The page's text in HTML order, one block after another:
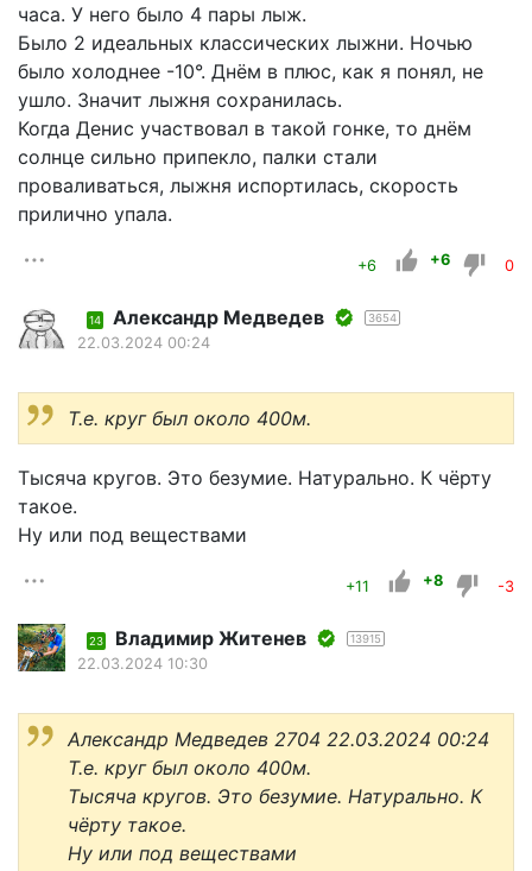
часа. У него было 4 пары лыж.
Было 2 идеальных классических лыжни. Ночью
было холоднее -10°. Днём в плюс, как я понял, не
ушло. Значит лыжня сохранилась.
Когда Денис участвовал в такой гонке, то днём
солнце сильно припекло, палки стали
проваливаться, лыжня испортилась, скорость
прилично упала.
+6 +6 0
14 Александр Медведев 3654
22.03.2024 00:24
Т.е. круг был около 400м.
Тысяча кругов. Это безумие. Натурально. К чёрту
такое.
Ну или под веществами
+11 +8 -3
23 Владимир Житенев 13915
22.03.2024 10:30
Александр Медведев 2704 22.03.2024 00:24
Т.е. круг был около 400м.
Тысяча кругов. Это безумие. Натурально. К
чёрту такое.
Ну или под веществами